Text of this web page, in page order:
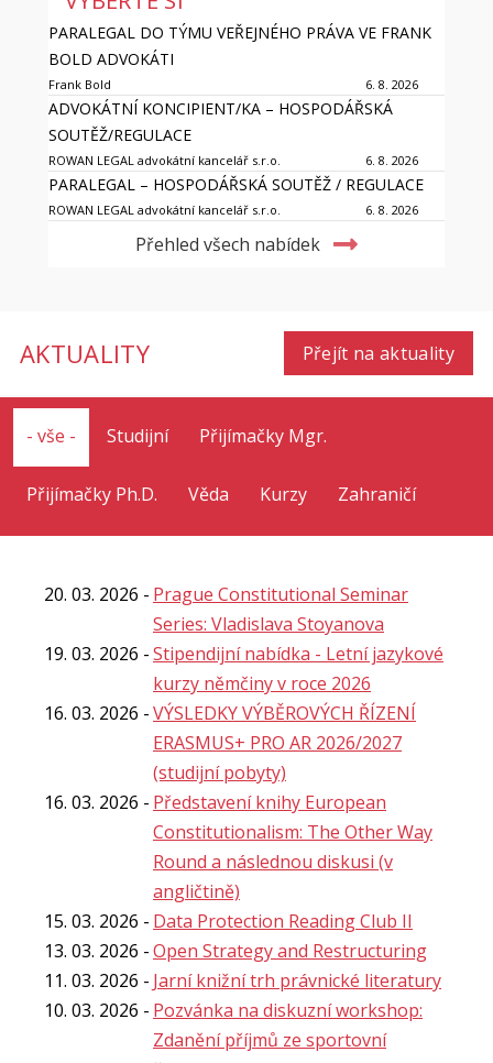
PARALEGAL DO TÝMU VEŘEJNÉHO PRÁVA VE FRANK
BOLD ADVOKÁTI
Frank Bold 6. 8. 2026
ADVOKÁTNÍ KONCIPIENT/KA – HOSPODÁŘSKÁ
SOUTĚŽ/REGULACE
ROWAN LEGAL advokátní kancelář s.r.o. 6. 8. 2026
PARALEGAL – HOSPODÁŘSKÁ SOUTĚŽ / REGULACE
ROWAN LEGAL advokátní kancelář s.r.o. 6. 8. 2026
Přehled všech nabídek
AKTUALITY Přejít na aktuality
- vše - Studijní Přijímačky Mgr.
Přijímačky Ph.D. Věda Kurzy Zahraničí
20. 03. 2026
Prague Constitutional Seminar
Series: Vladislava Stoyanova
19. 03. 2026
Stipendijní nabídka - Letní jazykové
kurzy němčiny v roce 2026
16. 03. 2026
VÝSLEDKY VÝBĚROVÝCH ŘÍZENÍ
ERASMUS+ PRO AR 2026/2027
(studijní pobyty)
16. 03. 2026
Představení knihy European
Constitutionalism: The Other Way
Round a následnou diskusi (v
angličtině)
15. 03. 2026
Data Protection Reading Club II
13. 03. 2026
Open Strategy and Restructuring
11. 03. 2026
Jarní knižní trh právnické literatury
10. 03. 2026
Pozvánka na diskuzní workshop:
Zdanění příjmů ze sportovní